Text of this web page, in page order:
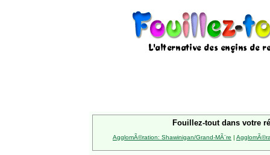
Fouillez-tout dans votre
AgglomÃ©ration: Shawinigan/Grand-MÃ¨re |